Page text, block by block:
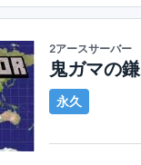
2アースサーバー
鬼ガマの鎌
永久